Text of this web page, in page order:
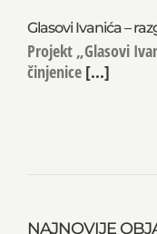
Glasovi Ivanića –
Projekt „Glasovi
činjenice [...]
NAJNOVIJE